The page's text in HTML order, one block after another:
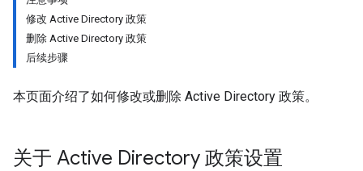
修改 Active Directory 政策
删除 Active Directory 政策
后续步骤
本页面介绍了如何修改或删除 Active Directory 政策。
关于 Active Directory 政策设置